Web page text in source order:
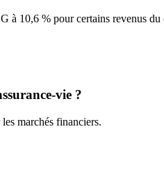
à 10,6 % pour certains revenus
vie ?
marchés financiers.